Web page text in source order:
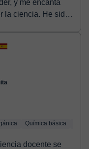
y me encanta
la ciencia. He sido
Química básica
docente se